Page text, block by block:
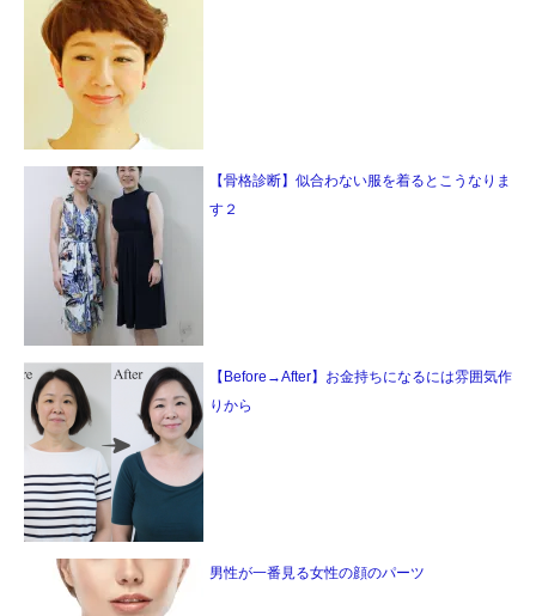
【骨格診断】似合わない服を着るとこうなりま
す２
【Before→After】お金持ちになるには雰囲気作
りから
男性が一番見る女性の顔のパーツ